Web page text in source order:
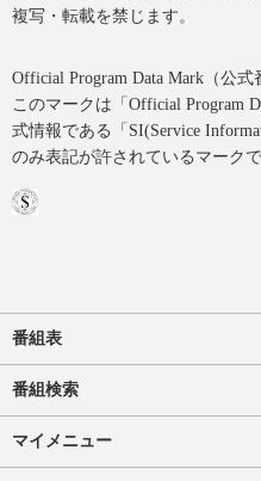
複写・転載を禁じます。
Official Program Data Mark（公式
このマークは「Official Program
式情報である「SI(Service
のみ表記が許されているマークで
番組表
番組検索
マイメニュー